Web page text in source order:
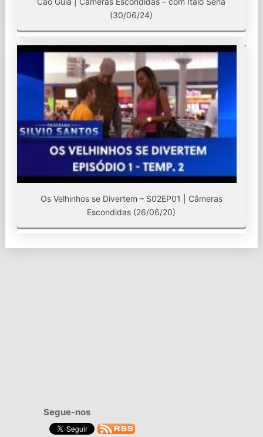
(30/06/24)
Os Velhinhos se Divertem – S02EP01 | Câmeras
Escondidas (26/06/20)
Segue-nos